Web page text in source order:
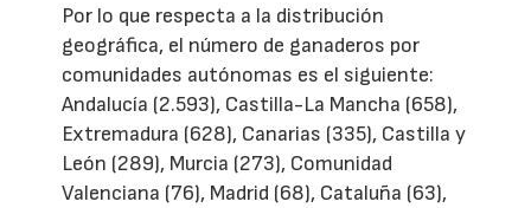
Por lo que respecta a la distribución
geográfica, el número de ganaderos por
comunidades autónomas es el siguiente:
Andalucía (2.593), Castilla-La Mancha (658),
Extremadura (628), Canarias (335), Castilla y
León (289), Murcia (273), Comunidad
Valenciana (76), Madrid (68), Cataluña (63),